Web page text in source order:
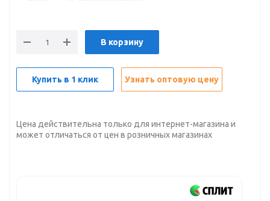
В корзину
Купить в 1 клик Узнать оптовую цену
Цена действительна только для интернет-магазина и
может отличаться от цен в розничных магазинах